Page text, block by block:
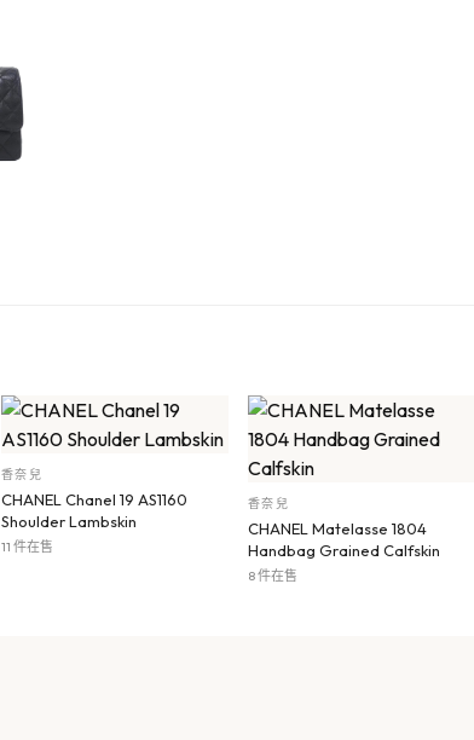
香奈兒
CHANEL Chanel 19 AS1160
Shoulder Lambskin
11 件在售
香奈兒
CHANEL Matelasse 1804
Handbag Grained Calfskin
8 件在售